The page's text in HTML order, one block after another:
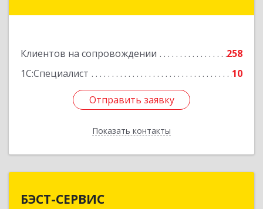
Клиентов на сопровождении
258
1С:Специалист
10
Отправить заявку
Показать контакты
Отправить заявку
Назад
БЭСТ-СЕРВИС